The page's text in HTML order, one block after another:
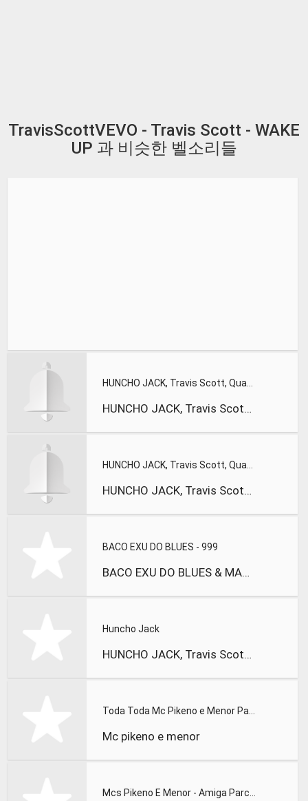
TravisScottVEVO - Travis Scott - WAKE
UP 과 비슷한 벨소리들
HUNCHO JACK, Travis Scott, Quavo - Dubai Shit (Audio) ft. Of
HUNCHO JACK, Travis Scott, Quavo - Motorcycle Patches (Audio
BACO EXU DO BLUES - 999
BACO EXU DO BLUES & MAZILI
Huncho Jack
HUNCHO JACK, Travis Scott & Quavo
Mc pikeno e menor